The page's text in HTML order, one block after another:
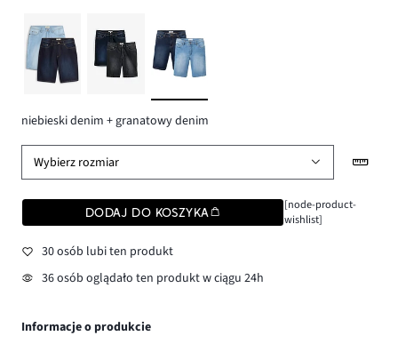
niebieski denim + granatowy denim
Wybierz rozmiar
DODAJ DO KOSZYKA
[node-product-
wishlist]
30 osób lubi ten produkt
36 osób oglądało ten produkt w ciągu 24h
Informacje o produkcie